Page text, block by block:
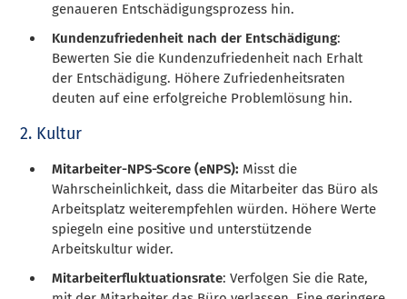
genaueren Entschädigungsprozess hin.
Kundenzufriedenheit nach der Entschädigung:
Bewerten Sie die Kundenzufriedenheit nach Erhalt
der Entschädigung. Höhere Zufriedenheitsraten
deuten auf eine erfolgreiche Problemlösung hin.
2. Kultur
Mitarbeiter-NPS-Score (eNPS): Misst die
Wahrscheinlichkeit, dass die Mitarbeiter das Büro als
Arbeitsplatz weiterempfehlen würden. Höhere Werte
spiegeln eine positive und unterstützende
Arbeitskultur wider.
Mitarbeiterfluktuationsrate: Verfolgen Sie die Rate,